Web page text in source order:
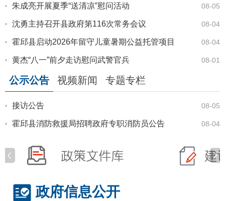
08-05
朱成亮开展夏季“送清凉”慰问活动
08-04
沈勇主持召开县政府第116次常务会议
08-04
霍邱县启动2026年留守儿童暑期公益托管项目
08-01
黄杰“八一”前夕走访慰问武警官兵
公示公告 视频新闻 专题专栏
08-05
接访公告
08-04
霍邱县消防救援局招聘政府专职消防员公告
08-01
霍邱县8月份党政领导接访安排表
2026年度霍邱县事业单位公开选调工作人员公告
政府信息公开